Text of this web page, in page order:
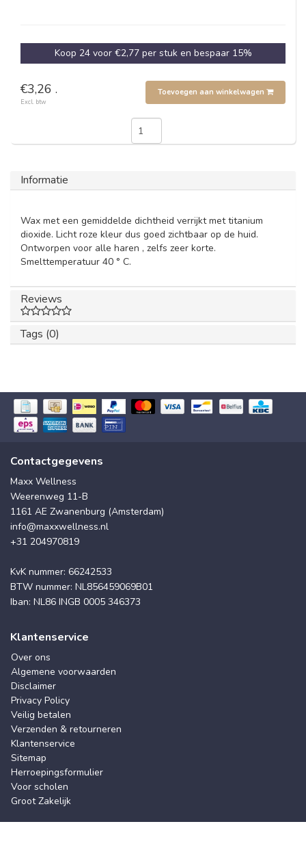
Koop 24 voor €2,77 per stuk en bespaar 15%
€3,26 .
Excl. btw
Toevoegen aan winkelwagen
Informatie
Wax met een gemiddelde dichtheid verrijkt met titanium
dioxide. Licht roze kleur dus goed zichtbaar op de huid.
Ontworpen voor alle haren , zelfs zeer korte.
Smelttemperatuur 40 ° C.
Reviews
Tags (0)
Contactgegevens
Maxx Wellness
Weerenweg 11-B
1161 AE Zwanenburg (Amsterdam)
info@maxxwellness.nl
+31 204970819
KvK nummer: 66242533
BTW nummer: NL856459069B01
Iban: NL86 INGB 0005 346373
Klantenservice
Over ons
Algemene voorwaarden
Disclaimer
Privacy Policy
Veilig betalen
Verzenden & retourneren
Klantenservice
Sitemap
Herroepingsformulier
Voor scholen
Groot Zakelijk